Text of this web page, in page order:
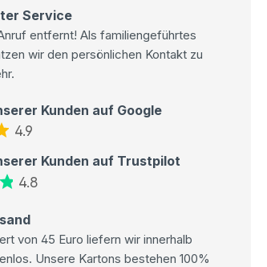
Service
entfernt! Als familiengeführtes
wir den persönlichen Kontakt zu
Kunden auf Google
4.9
Kunden auf Trustpilot
4.8
von 45 Euro liefern wir innerhalb
Unsere Kartons bestehen 100%